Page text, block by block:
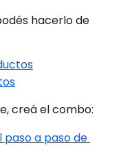
hacerlo de
creá el combo:
a paso de